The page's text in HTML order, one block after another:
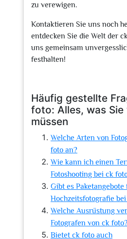
zu verewigen.
Kontaktieren Sie uns noch
entdecken Sie die Welt der
uns gemeinsam
festhalten!
Häufig gestellte
foto: Alles, was Sie
müssen
Welche Arten von
foto an?
Wie kann ich einen
Fotoshooting bei ck
Gibt es Paketangebote
Hochzeitsfotografie
Welche Ausrüstung
Fotografen von ck
Bietet ck foto auch